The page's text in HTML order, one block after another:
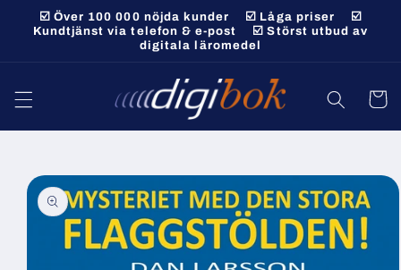
vidare
till
☑️ Över 100 000 nöjda kunder ☑️ Låga priser ☑️
Kundtjänst via telefon & e-post ☑️ Störst utbud av
digitala läromedel
vidare till